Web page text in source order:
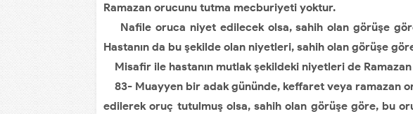
Ramazan orucunu tutma mecburiyeti yoktur.
Nafile oruca niyet edilecek olsa, sahih olan görüşe
Hastanın da bu şekilde olan niyetleri, sahih olan görüşe
Misafir ile hastanın mutlak şekildeki niyetleri de Ramazan
83- Muayyen bir adak gününde, keffaret veya ramazan
edilerek oruç tutulmuş olsa, sahih olan görüşe göre, bu